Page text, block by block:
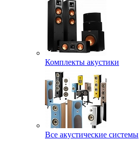
Комплекты акустики
Все акустические системы